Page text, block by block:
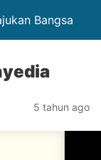
Bangsa
5 tahun ago